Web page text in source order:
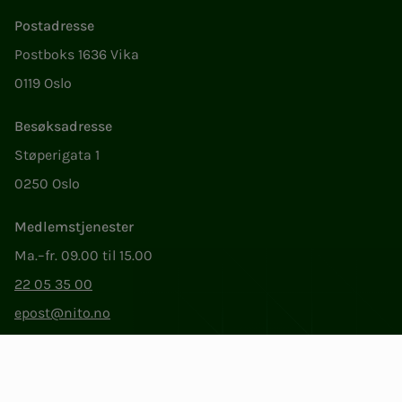
Postadresse
Postboks 1636 Vika
0119 Oslo
Besøksadresse
Støperigata 1
0250 Oslo
Medlemstjenester
Ma.–fr. 09.00 til 15.00
22 05 35 00
epost@nito.no